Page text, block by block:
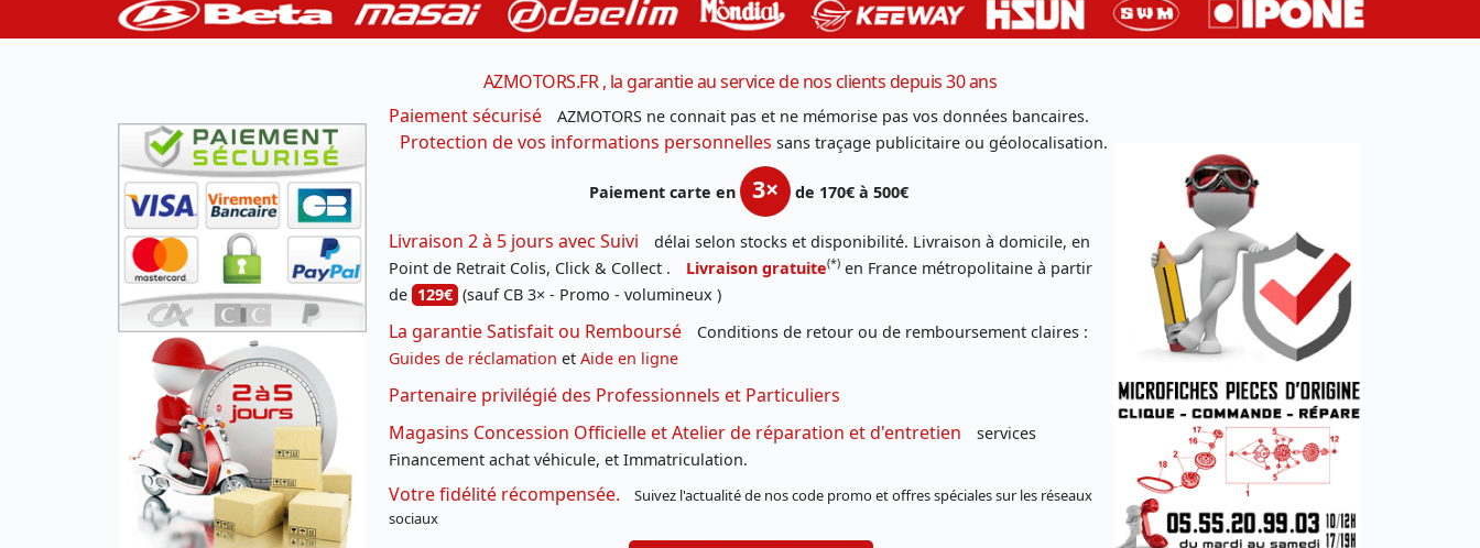
AZMOTORS.FR , la garantie au service de nos clients depuis 30 ans
Paiement sécurisé
AZMOTORS ne connait pas et ne mémorise pas vos données bancaires.
Protection de vos informations personnelles sans traçage publicitaire ou géolocalisation.
Paiement carte en 3× de 170€ à 500€
Livraison 2 à 5 jours avec Suivi
délai selon stocks et disponibilité. Livraison à domicile, en
Point de Retrait Colis, Click & Collect .
Livraison gratuite(*) en France métropolitaine à partir
de 129€ (sauf CB 3× - Promo - volumineux )
La garantie Satisfait ou Remboursé
Conditions de retour ou de remboursement claires :
Guides de réclamation et Aide en ligne
Partenaire privilégié des Professionnels et Particuliers
Magasins Concession Officielle et Atelier de réparation et d'entretien
services
Financement achat véhicule, et Immatriculation.
Votre fidélité récompensée.
Suivez l'actualité de nos code promo et offres spéciales sur les réseaux
sociaux